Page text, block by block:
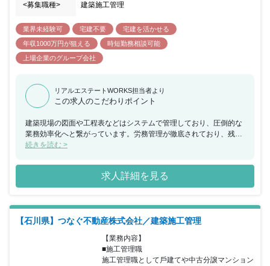
<募集職種> 建築施工管理
業界未経験可 宅建不要
宅建を活かせる
年収1000万円が狙える
時短勤務相談可能
上場企業のグループ会社
リアルエステートWORKS担当者より
この求人のこだわりポイント
建築現場の図面や工程表などはシステムで管理しており、圧倒的な
業務効率化へと繋がっています。労務管理が徹底されており、残業
時間は35時間以内に抑える方針となっています。営業所内の風通
社員に対して手厚いサポートがあるため、働きやすい環境がありま
続きを読む >
求人詳細を見る
【石川県】つなぐ不動産株式会社／建築施工管理
【業務内容】
■施⼯管理職
施⼯管理職として⼾建てや中古分譲マンション